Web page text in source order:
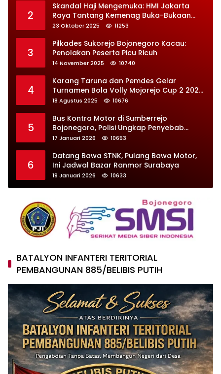
2
Skandal Haji Mengemuka: HMI Jakarta
Raya Tantang Kemenag Buka-Bukaan
Soal Kontrak Syarekah Bermasalah
23 Oktober 2025 11253
3
Pilkades Sukorejo Bojonegoro Kacau:
Penolakan Peserta Picu Ricuh
14 November 2025 10740
4
Karang Taruna dan Pemdes Gelar
Turnamen Bola Volly Mojorejo Cup 2 2025,
Diikuti 28 Tim
18 Agustus 2025 10676
5
Bus Kontra Motor di Sumberrejo
Bojonegoro, Polisi Ungkap Penyebab
Kecelakaan
17 Januari 2026 10653
6
Datang Bawa STNK, Pulang Bawa Motor,
Ini Jadwal Bazar Ranmor Surabaya
19 Januari 2026 10633
BATALYON INFANTERI TERITORIAL
PEMBANGUNAN 885/BELIBIS PUTIH